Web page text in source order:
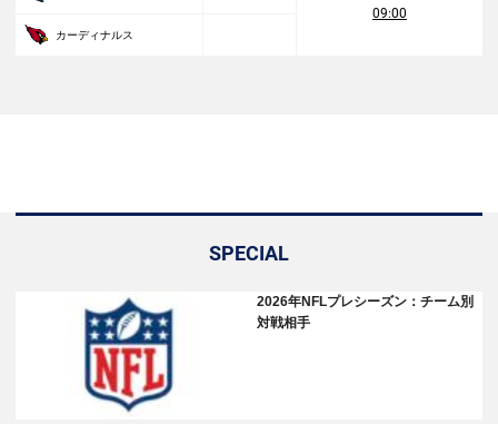
09:00
カーディナルス
SPECIAL
2026年NFLプレシーズン：チーム別
対戦相手